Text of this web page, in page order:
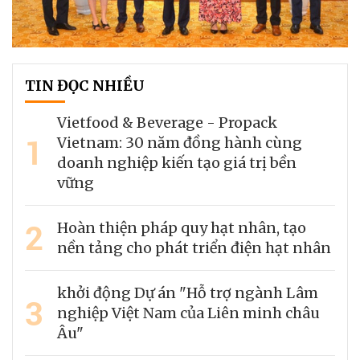
TIN ĐỌC NHIỀU
1
Vietfood & Beverage - Propack
Vietnam: 30 năm đồng hành cùng
doanh nghiệp kiến tạo giá trị bền
vững
2
Hoàn thiện pháp quy hạt nhân, tạo
nền tảng cho phát triển điện hạt nhân
3
khởi động Dự án "Hỗ trợ ngành Lâm
nghiệp Việt Nam của Liên minh châu
Âu"